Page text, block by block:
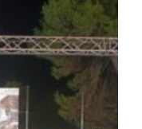
Κεντρική